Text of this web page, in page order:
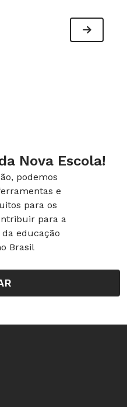
Nova Escola!
podemos
e
para os
para a
educação
Brasil